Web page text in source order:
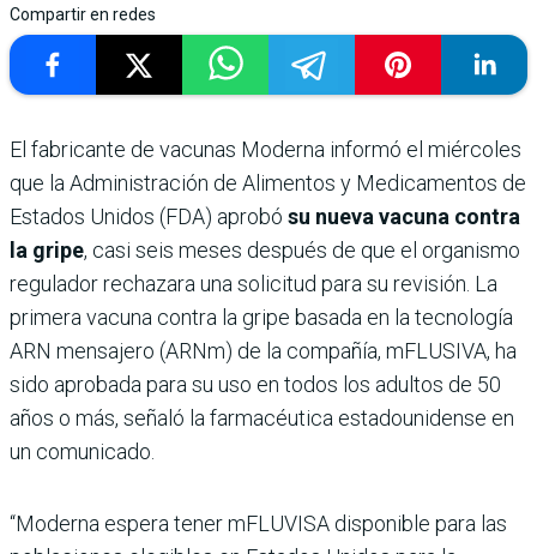
Compartir en redes
El fabricante de vacunas Moderna informó el miércoles
que la Administración de Alimentos y Medicamentos de
Estados Unidos (FDA) aprobó su nueva vacuna contra
la gripe, casi seis meses después de que el organismo
regulador rechazara una solicitud para su revisión. La
primera vacuna contra la gripe basada en la tecnología
ARN mensajero (ARNm) de la compañía, mFLUSIVA, ha
sido aprobada para su uso en todos los adultos de 50
años o más, señaló la farmacéutica estadounidense en
un comunicado.
“Moderna espera tener mFLUVISA disponible para las